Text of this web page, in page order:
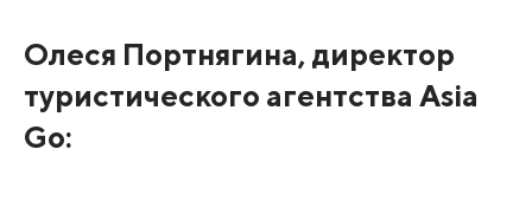
Олеся Портнягина, директор
туристического агентства Asia
Go: